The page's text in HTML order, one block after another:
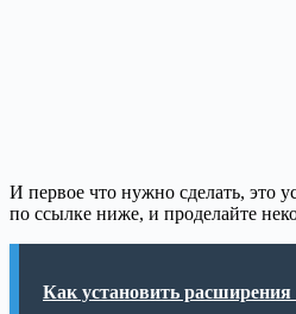
И первое что нужно сделать, это
по ссылке ниже, и проделайте
Как установить расширения